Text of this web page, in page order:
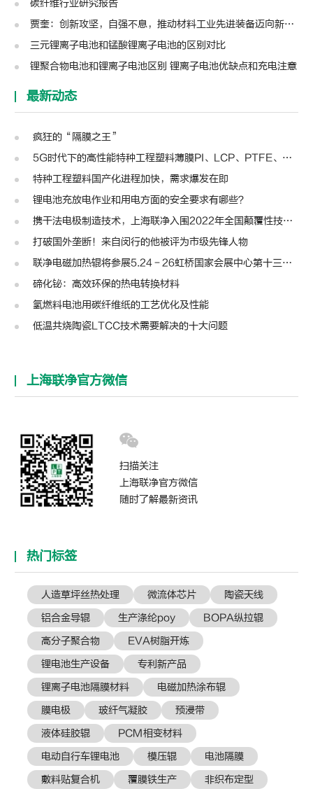
碳纤维行业研究报告
贾奎：创新攻坚，自强不息，推动材料工业先进装备迈向新高度 | 高转先锋人物
三元锂离子电池和锰酸锂离子电池的区别对比
锂聚合物电池和锂离子电池区别 锂离子电池优缺点和充电注意
最新动态
疯狂的“隔膜之王”
5G时代下的高性能特种工程塑料薄膜PI、LCP、PTFE、PPS、PEEK、PEN
特种工程塑料国产化进程加快，需求爆发在即
锂电池充放电作业和用电方面的安全要求有哪些？
携干法电极制造技术，上海联净入围2022年全国颠覆性技术创新大赛
打破国外垄断！来自闵行的他被评为市级先锋人物
联净电磁加热辊将参展5.24－26虹桥国家会展中心第十三届模切展
碲化铋：高效环保的热电转换材料
氢燃料电池用碳纤维纸的工艺优化及性能
低温共烧陶瓷LTCC技术需要解决的十大问题
上海联净官方微信
扫描关注
上海联净官方微信
随时了解最新资讯
热门标签
人造草坪丝热处理 微流体芯片
陶瓷天线
铝合金导辊
生产涤纶poy
BOPA纵拉辊
高分子聚合物
EVA树脂开炼
锂电池生产设备
专利新产品
锂离子电池隔膜材料
电磁加热涂布辊
膜电极
玻纤气凝胶
预浸带
液体硅胶辊
PCM相变材料
电动自行车锂电池
模压辊
电池隔膜
敷料贴复合机
覆膜铁生产
非织布定型